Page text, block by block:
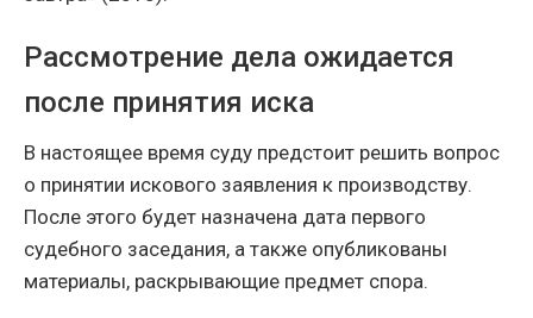
Рассмотрение дела ожидается
после принятия иска
В настоящее время суду предстоит решить вопрос
о принятии искового заявления к производству.
После этого будет назначена дата первого
судебного заседания, а также опубликованы
материалы, раскрывающие предмет спора.